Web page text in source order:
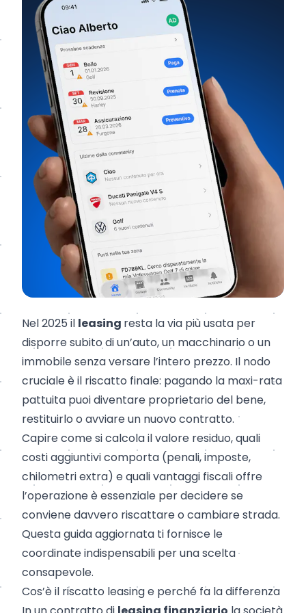
Nel 2025 il leasing resta la via più usata per
disporre subito di un’auto, un macchinario o un
immobile senza versare l’intero prezzo. Il nodo
cruciale è il riscatto finale: pagando la maxi-rata
pattuita puoi diventare proprietario del bene,
restituirlo o avviare un nuovo contratto.
Capire come si calcola il valore residuo, quali
costi aggiuntivi comporta (penali, imposte,
chilometri extra) e quali vantaggi fiscali offre
l’operazione è essenziale per decidere se
conviene davvero riscattare o cambiare strada.
Questa guida aggiornata ti fornisce le
coordinate indispensabili per una scelta
consapevole.
Cos’è il riscatto leasing e perché fa la differenza